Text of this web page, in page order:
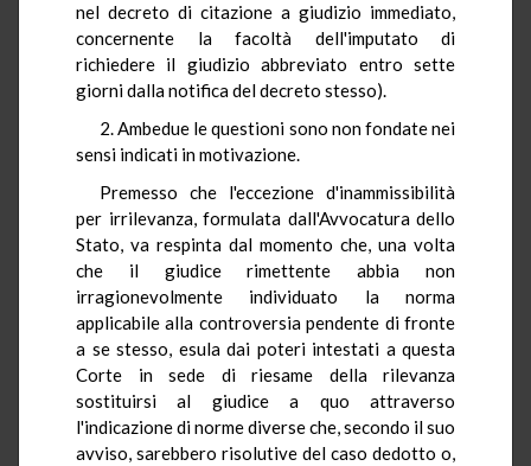
nel decreto di citazione a giudizio immediato,
concernente la facoltà dell'imputato di
richiedere il giudizio abbreviato entro sette
giorni dalla notifica del decreto stesso).
2. Ambedue le questioni sono non fondate nei
sensi indicati in motivazione.
Premesso che l'eccezione d'inammissibilità
per irrilevanza, formulata dall'Avvocatura dello
Stato, va respinta dal momento che, una volta
che il giudice rimettente abbia non
irragionevolmente individuato la norma
applicabile alla controversia pendente di fronte
a se stesso, esula dai poteri intestati a questa
Corte in sede di riesame della rilevanza
sostituirsi al giudice a quo attraverso
l'indicazione di norme diverse che, secondo il suo
avviso, sarebbero risolutive del caso dedotto o,